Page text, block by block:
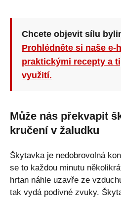
Chcete objevit sílu
Prohlédněte si naše e-
praktickými recepty a
využití.
Může nás překvapit
kručení v žaludku
Škytavka je nedobrovolná
se to každou minutu
hrtan náhle uzavře ze
tak vydá podivné zvuky.